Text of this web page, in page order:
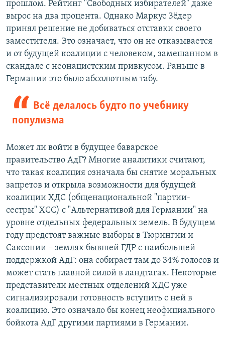
прошлом. Рейтинг "Свободных избирателей" даже
вырос на два процента. Однако Маркус Зёдер
принял решение не добиваться отставки своего
заместителя. Это означает, что он не отказывается
и от будущей коалиции с человеком, замешанном в
скандале с неонацистским привкусом. Раньше в
Германии это было абсолютным табу.
Всё делалось будто по учебнику
популизма
Может ли войти в будущее баварское
правительство АдГ? Многие аналитики считают,
что такая коалиция означала бы снятие моральных
запретов и открыла возможности для будущей
коалиции ХДС (общенациональной "партии-
сестры" ХСС) с "Альтернативой для Германии" на
уровне отдельных федеральных земель. В будущем
году предстоят важные выборы в Тюрингии и
Саксонии – землях бывшей ГДР с наибольшей
поддержкой АдГ: она собирает там до 34% голосов и
может стать главной силой в ландтагах. Некоторые
представители местных отделений ХДС уже
сигнализировали готовность вступить с ней в
коалицию. Это означало бы конец неофициального
бойкота АдГ другими партиями в Германии.